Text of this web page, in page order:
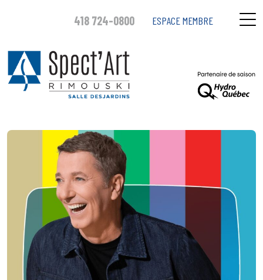
418 724-0800 ESPACE MEMBRE